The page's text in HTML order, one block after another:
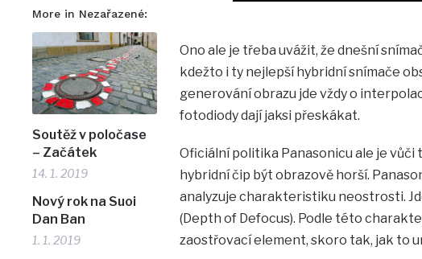
More in Nezařazené:
Soutěž v poločase
– Začátek
14. 1. 2019
Nový rok na Suoi
Dan Ban
1. 1. 2019
Ono ale je třeba uvážit, že dnešní
kdežto i ty nejlepší hybridní snímače
generování obrazu jde vždy o
fotodiody dají jaksi přeskákat.
Oficiální politika Panasonicu ale je
hybridní čip být obrazově horší.
analyzuje charakteristiku neostrosti.
(Depth of Defocus). Podle této
zaostřovací element, skoro tak, jak to